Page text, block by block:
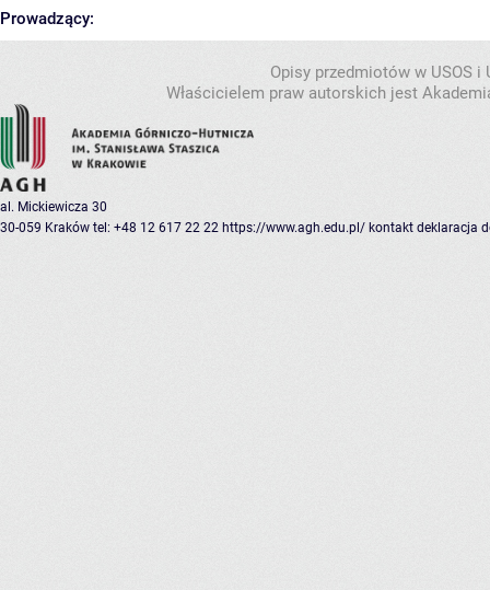
Prowadzący:
Opisy przedmiotów w USOS
Właścicielem praw autorskich jest
al. Mickiewicza 30
30-059 Kraków tel: +48 12 617 22 22 https://www.agh.edu.pl/ kontakt deklaracja